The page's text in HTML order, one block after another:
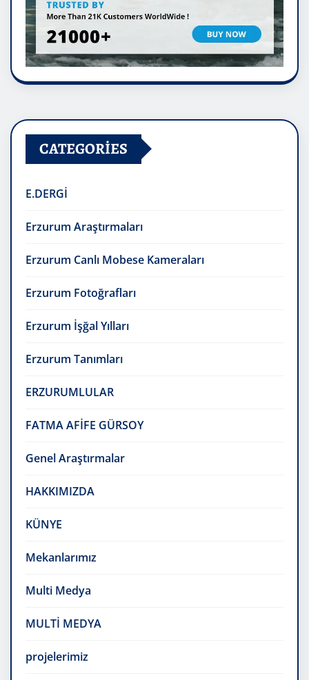
CATEGORIES
E.DERGİ
Erzurum Araştırmaları
Erzurum Canlı Mobese Kameraları
Erzurum Fotoğrafları
Erzurum İşğal Yılları
Erzurum Tanımları
ERZURUMLULAR
FATMA AFİFE GÜRSOY
Genel Araştırmalar
HAKKIMIZDA
KÜNYE
Mekanlarımız
Multi Medya
MULTİ MEDYA
projelerimiz